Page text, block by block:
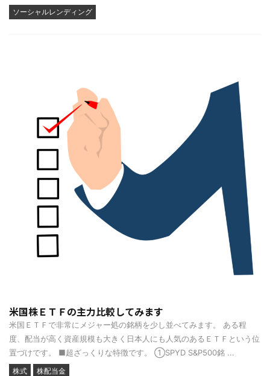
ソーシャルレンディング
米国株ＥＴＦの主力比較してみます
米国ＥＴＦで非常にメジャー処の銘柄を少し並べてみます。 ある程
度、配当が高く資産規模も大きく日本人にも人気のあるＥＴＦという位
置づけです。 ■超ざっくりな特徴です。 ①SPYD S&P500銘 ...
株式 株配当金